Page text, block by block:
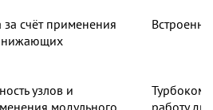
счёт применения
узлов и
модульного
работу